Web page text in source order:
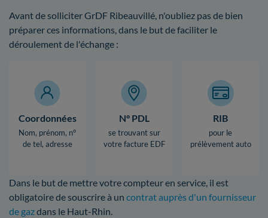
Avant de solliciter GrDF Ribeauvillé, n'oubliez pas de bien
préparer ces informations, dans le but de faciliter le
déroulement de l'échange :
Coordonnées
Nom, prénom, n°
de tel, adresse
N° PDL
se trouvant sur
votre facture EDF
RIB
pour le
prélèvement auto
Dans le but de mettre votre compteur en service, il est
obligatoire de souscrire à un contrat auprès d'un fournisseur
de gazdans le Haut-Rhin.